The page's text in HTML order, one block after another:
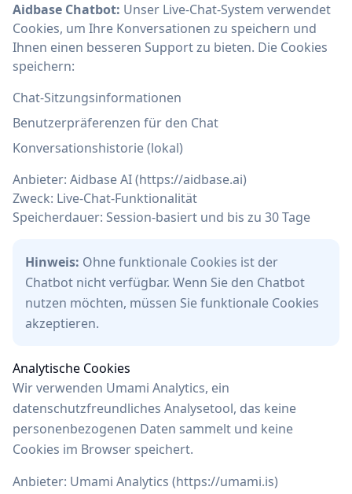
Aidbase Chatbot: Unser Live-Chat-System verwendet
Cookies, um Ihre Konversationen zu speichern und
Ihnen einen besseren Support zu bieten. Die Cookies
speichern:
Chat-Sitzungsinformationen
Benutzerpräferenzen für den Chat
Konversationshistorie (lokal)
Anbieter: Aidbase AI (https://aidbase.ai)
Zweck: Live-Chat-Funktionalität
Speicherdauer: Session-basiert und bis zu 30 Tage
Hinweis: Ohne funktionale Cookies ist der
Chatbot nicht verfügbar. Wenn Sie den Chatbot
nutzen möchten, müssen Sie funktionale Cookies
akzeptieren.
Analytische Cookies
Wir verwenden Umami Analytics, ein
datenschutzfreundliches Analysetool, das keine
personenbezogenen Daten sammelt und keine
Cookies im Browser speichert.
Anbieter: Umami Analytics (https://umami.is)